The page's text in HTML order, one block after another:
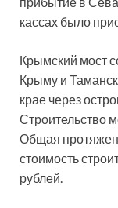
кассах было
Крымский мост
Крыму и
крае через
Строительство
Общая
стоимость
рублей.